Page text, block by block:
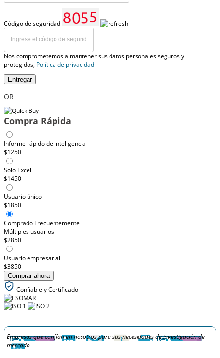
Código de seguridad
Nos comprometemos a mantener sus datos personales seguros y
protegidos, Política de privacidad
Entregar
OR
Compra Rápida
Informe rápido de inteligencia
$1250
Solo Excel
$1450
Usuario único
$1850
Comprado Frecuentemente
Múltiples usuarios
$2850
Usuario empresarial
$3850
Comprar ahora
Confiable y Certificado
Empresas que confían en nosotros para sus necesidades de investigación de
mercado